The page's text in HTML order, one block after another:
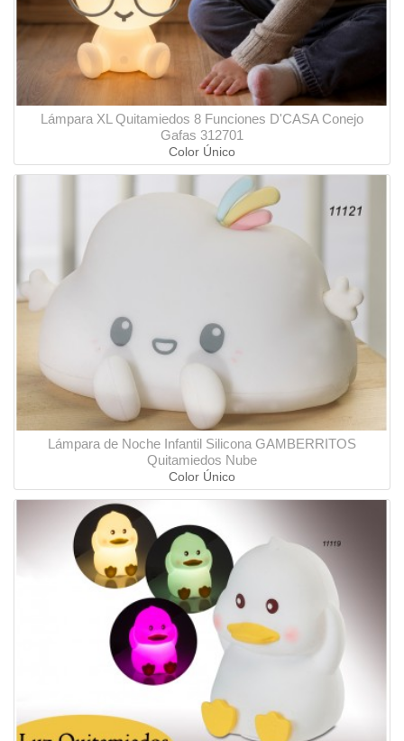
Lámpara XL Quitamiedos 8 Funciones D'CASA Conejo
Gafas 312701
Color Único
Lámpara de Noche Infantil Silicona GAMBERRITOS
Quitamiedos Nube
Color Único